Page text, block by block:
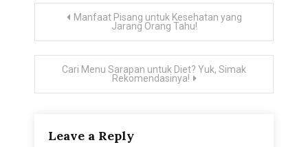
Post
navigation
Manfaat Pisang untuk Kesehatan yang
Jarang Orang Tahu!
Cari Menu Sarapan untuk Diet? Yuk, Simak
Rekomendasinya!
Leave a Reply